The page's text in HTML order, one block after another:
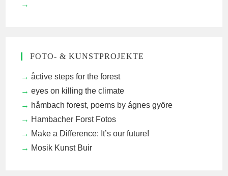
FOTO- & KUNSTPROJEKTE
åctive steps for the forest
eyes on killing the climate
håmbach forest, poems by ágnes györe
Hambacher Forst Fotos
Make a Difference: It’s our future!
Mosik Kunst Buir